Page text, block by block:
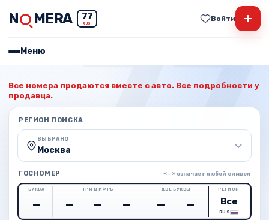
N MERA 77
RUS
Войти +
Меню
Все номера продаются вместе с авто. Все подробности у
продавца.
РЕГИОН ПОИСКА
ВЫБРАНО
Москва
ГОСНОМЕР «—» означает любой символ
БУКВА ТРИ ЦИФРЫ ДВЕ БУКВЫ РЕГИОН
RUS